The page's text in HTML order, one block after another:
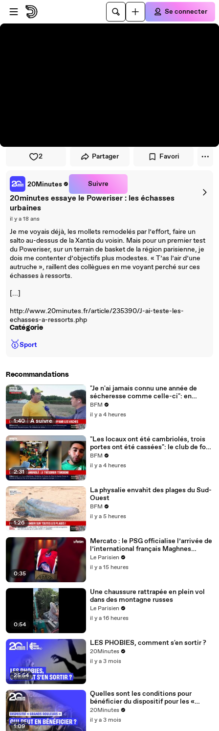
Passer au player
Passer au contenu principal
Se connecter
2 Partager Favori
20Minutes Suivre
20minutes essaye le Poweriser : les échasses
urbaines
il y a 18 ans
Je me voyais déjà, les mollets remodelés par l’effort, faire un
salto au-dessus de la Xantia du voisin. Mais pour un premier test
du Poweriser, sur un terrain de basket de la région parisienne, je
dois me contenter d’objectifs plus modestes. « T’as l’air d’une
autruche », raillent des collègues en me voyant perché sur ces
échasses à ressorts.
[...]
http://www.20minutes.fr/article/235390/J-ai-teste-les-
echasses-a-ressorts.php
Catégorie
🥇Sport
Recommandations
1:40 | À suivre
"Je n'ai jamais connu une année de
sécheresse comme celle-ci": en
Charente-Maritime, à cause de la
sécheresse, l'herbe de cette prairie
n'est plus comestible pour les vaches
BFM
il y a 4 heures
2:31
"Les locaux ont été cambriolés, trois
portes ont été cassées": le club de foot
de Champfleur victime d'un
cambriolage
BFM
il y a 4 heures
1:26
La physalie envahit des plages du Sud-
Ouest
BFM
il y a 5 heures
0:35
Mercato : le PSG officialise l’arrivée de
l’international français Maghnes
Akliouche
Le Parisien
il y a 15 heures
0:54
Une chaussure rattrapée en plein vol
dans des montagne russes
Le Parisien
il y a 16 heures
25:54
LES PHOBIES, comment s'en sortir ?
20Minutes
il y a 3 mois
1:09
Quelles sont les conditions pour
bénéficier du dispositif pour les «
20Minutes
il y a 3 mois